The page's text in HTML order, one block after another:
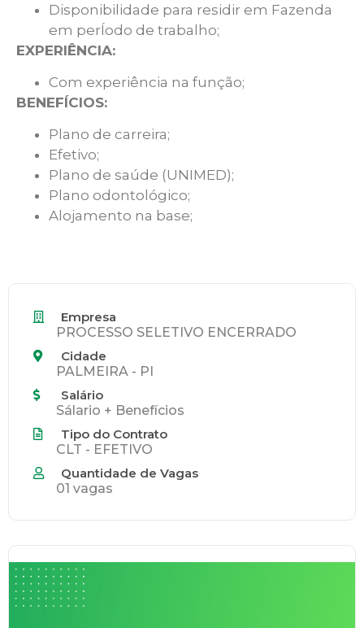
Disponibilidade para residir em Fazenda
em perÍodo de trabalho;
EXPERIÊNCIA:
Com experiência na função;
BENEFÍCIOS:
Plano de carreira;
Efetivo;
Plano de saúde (UNIMED);
Plano odontológico;
Alojamento na base;
Empresa
PROCESSO SELETIVO ENCERRADO
Cidade
PALMEIRA - PI
Salário
Sálario + Benefícios
Tipo do Contrato
CLT - EFETIVO
Quantidade de Vagas
01 vagas